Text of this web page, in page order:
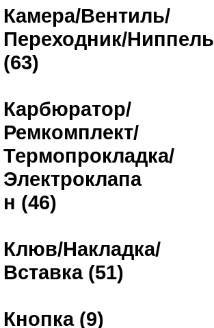
Камера/Вентиль/
Переходник/Ниппель
(63)
Карбюратор/
Ремкомплект/
Термопрокладка/
Электроклапа
н (46)
Клюв/Накладка/
Вставка (51)
Кнопка (9)